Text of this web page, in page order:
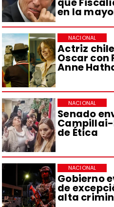
en la
Actriz
Oscar con
Anne
NACIONAL
Senado
Campillai-
de Ética
NACIONAL
Gobierno
de
alta
NACIONAL